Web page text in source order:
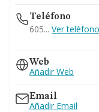
Teléfono
605... Ver
955951213
Web
Añadir Web
Email
Añadir Email